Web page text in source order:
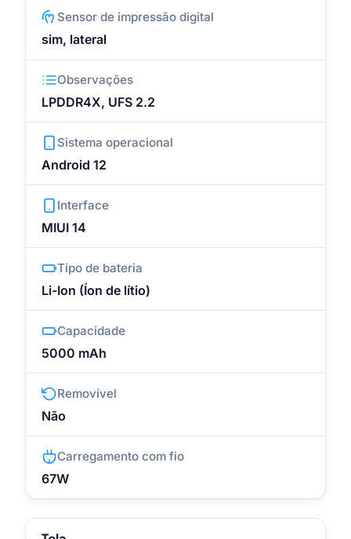
Sensor de impressão digital
sim, lateral
Observações
LPDDR4X, UFS 2.2
Sistema operacional
Android 12
Interface
MIUI 14
Tipo de bateria
Li-Ion (Íon de lítio)
Capacidade
5000 mAh
Removível
Não
Carregamento com fio
67W